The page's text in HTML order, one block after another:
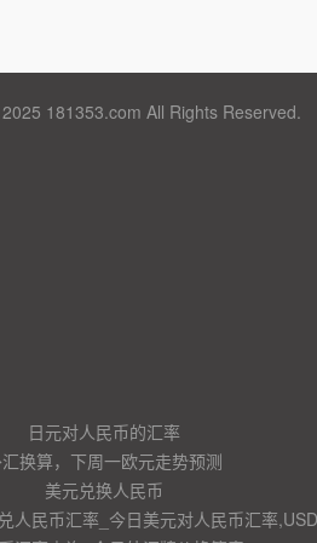
181353.com All Rights Reserved.
日元对人民币的汇率
换算，下周一欧元走势预测
美元兑换人民币
人民币汇率_今日美元对人民币汇率